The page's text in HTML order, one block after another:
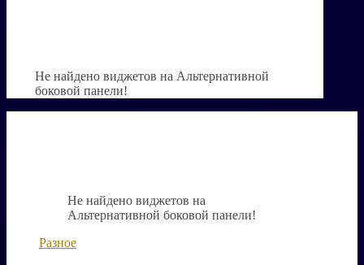
Не найдено виджетов на Альтернативной
боковой панели!
Не найдено виджетов на
Альтернативной боковой панели!
Разное